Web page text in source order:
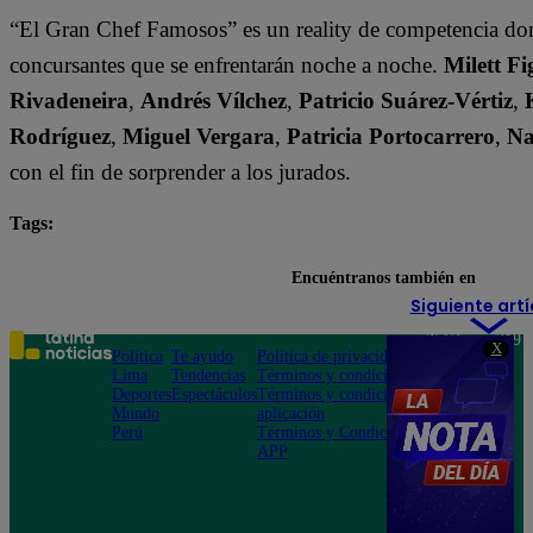
X
“El Gran Chef Famosos” es un reality de competencia
concursantes que se enfrentarán noche a noche. Milett
Rivadeneira, Andrés Vílchez, Patricio Suárez-Vértiz,
Rodríguez, Miguel Vergara, Patricia Portocarrero,
con el fin de sorprender a los jurados.
Tags:
Siguiente
Encuéntranos también en
Política
Lima
Deportes
Mundo
Perú
Te ayudo
Tendencias
Espectáculos
Política de privacidad
Términos y condiciones
Términos y condiciones
aplicación
Términos y Condiciones
APP
Teléfono: 219
Av. San
Felipe 968
Jesús María